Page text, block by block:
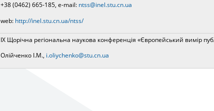
+38 (0462) 665-185, е-mail: ntss@inel.stu.cn.ua
web: http://inel.stu.cn.ua/ntss/
IX Щорічна регіональна наукова конференція «Європейський вимір
Олійченко І.М., i.oliychenko@stu.cn.ua